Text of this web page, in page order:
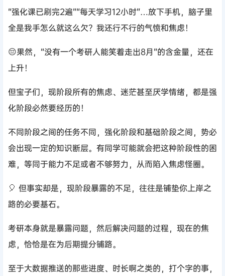
“强化课已刷完2遍”“每天学习12小时”…放下手机，脑子里
全是我手怎么就这么欠？我还行不行的气愤和焦虑！
😔果然，“没有一个考研人能笑着走出8月”的含金量，还在
上升！
但宝子们，现阶段所有的焦虑、迷茫甚至厌学情绪，都是强
化阶段必然要经历的！
不同阶段之间的任务不同，强化阶段和基础阶段之间，势必
会出现一定的知识断层。有同学可能就会把这种阶段性的困
难，等同于能力不足或者不够努力，从而陷入焦虑怪圈。
🎈 但事实却是，现阶段暴露的不足，往往是铺垫你上岸之
路的必要基石。
考研本身就是暴露问题，然后解决问题的过程，现在的焦
虑，恰恰是在为后期提分铺路。
至于大数据推送的那些进度、时长啊之类的，打个字的事，